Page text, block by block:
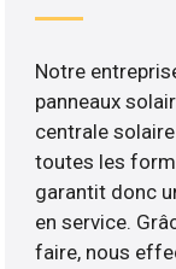
Notre
panneaux
centrale
toutes les
garantit donc
en service.
faire, nous